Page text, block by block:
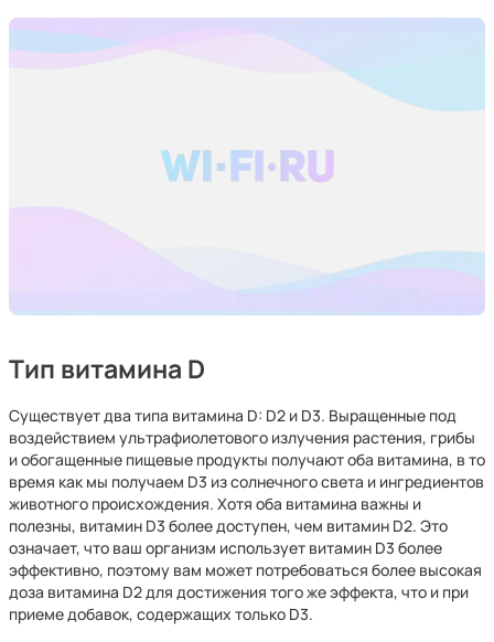
Тип витамина D
Существует два типа витамина D: D2 и D3. Выращенные под
воздействием ультрафиолетового излучения растения, грибы
и обогащенные пищевые продукты получают оба витамина, в то
время как мы получаем D3 из солнечного света и ингредиентов
животного происхождения. Хотя оба витамина важны и
полезны, витамин D3 более доступен, чем витамин D2. Это
означает, что ваш организм использует витамин D3 более
эффективно, поэтому вам может потребоваться более высокая
доза витамина D2 для достижения того же эффекта, что и при
приеме добавок, содержащих только D3.